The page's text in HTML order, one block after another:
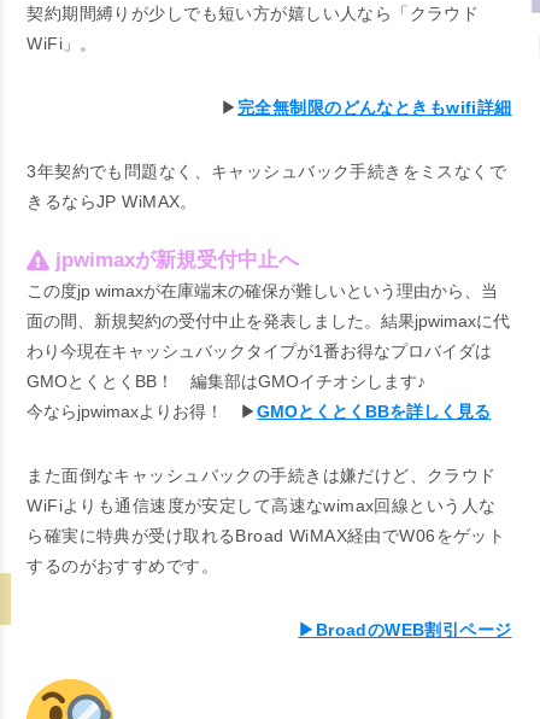
契約期間縛りが少しでも短い方が嬉しい人なら「クラウド
WiFi」。
▶ 完全無制限のどんなときもwifi詳細
3年契約でも問題なく、キャッシュバック手続きをミスなくで
きるならJP WiMAX。
jpwimaxが新規受付中止へ
この度jp wimaxが在庫端末の確保が難しいという理由から、当
面の間、 新規契約の受付中止を発表しました。結果jpwimaxに代
わり今現在キャッシュバックタイプが1番お得なプロバイダは
GMOとくとくBB！ 編集部はGMOイチオシします♪
今ならjpwimaxよりお得！ ▶GMOとくとくBBを詳しく見る
また面倒なキャッシュバックの手続きは嫌だけど、クラウド
WiFiよりも通信速度が安定して高速なwimax回線という人な
ら確実に特典が受け取れるBroad WiMAX経由でW06をゲット
するのがおすすめです。
▶BroadのWEB割引ページ